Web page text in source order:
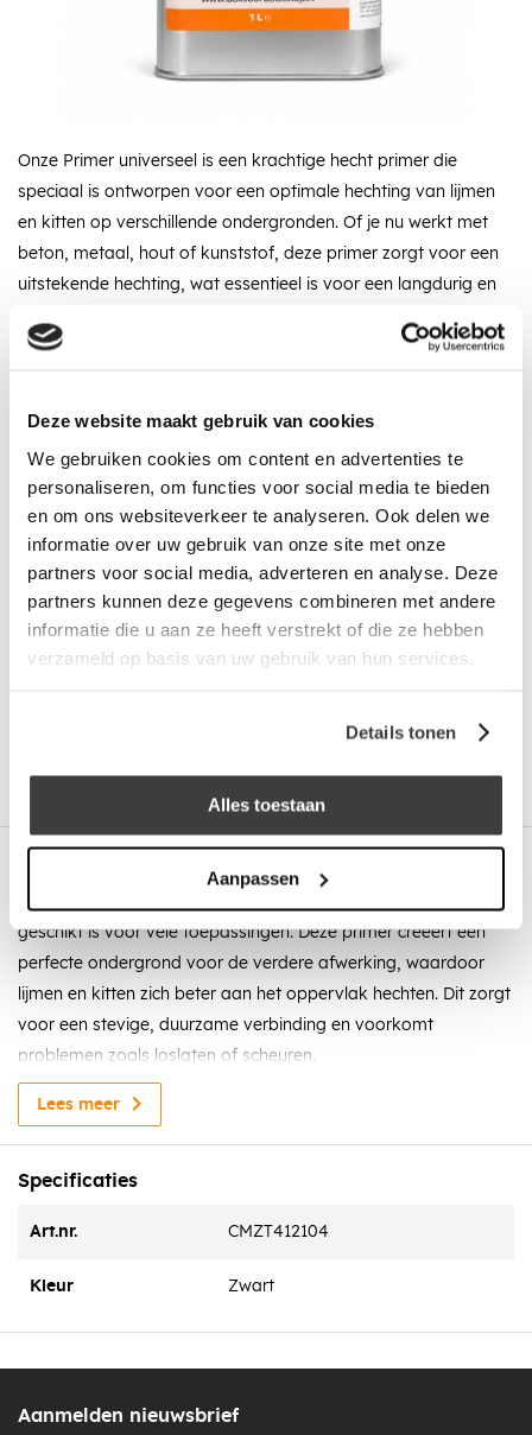
Deze website maakt gebruik van cookies
We gebruiken cookies om content en advertenties te
personaliseren, om functies voor social media te bieden
en om ons websiteverkeer te analyseren. Ook delen we
informatie over uw gebruik van onze site met onze
partners voor social media, adverteren en analyse. Deze
partners kunnen deze gegevens combineren met andere
informatie die u aan ze heeft verstrekt of die ze hebben
verzameld op basis van uw gebruik van hun services.
Details tonen
Alles toestaan
Aanpassen
Onze Primer universeel is een krachtige hecht primer die
speciaal is ontworpen voor een optimale hechting van lijmen
en kitten op verschillende ondergronden. Of je nu werkt met
beton, metaal, hout of kunststof, deze primer zorgt voor een
uitstekende hechting, wat essentieel is voor een langdurig en
In winkelwagen
Vraag een vrijblijvende offerte aan! Offerte
geschikt is voor vele toepassingen. Deze primer creëert een
perfecte ondergrond voor de verdere afwerking, waardoor
lijmen en kitten zich beter aan het oppervlak hechten. Dit zorgt
voor een stevige, duurzame verbinding en voorkomt
problemen zoals loslaten of scheuren.
Met deze hecht primer zorg je voor een gladde, goed
snel, wat het ideaal maakt voor zowel professionals als doe-
het-zelvers.
Eigenschappen
Vorstbestendigheid gedurende transport: Tot -15 ℃
Lees meer
Specificaties
Art.nr. CMZT412104
Kleur Zwart
Aanmelden nieuwsbrief